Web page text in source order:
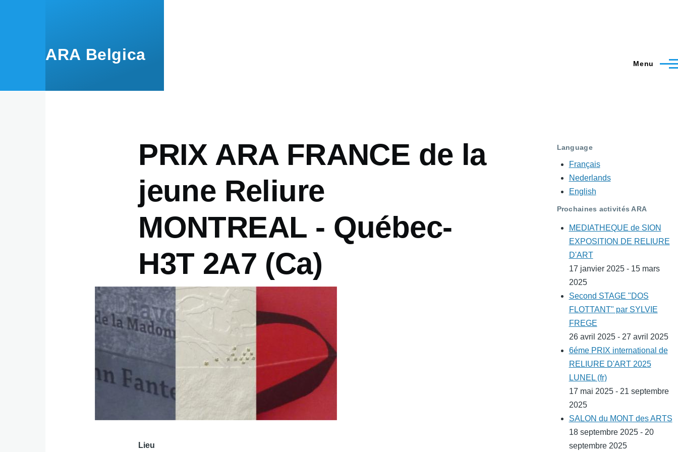
ARA Belgica Menu
PRIX ARA FRANCE de la
jeune Reliure
MONTREAL - Québec-
H3T 2A7 (Ca)
Lieu
Language
Français
Nederlands
English
Prochaines activités ARA
MEDIATHEQUE de SION
EXPOSITION DE RELIURE
D'ART
17 janvier 2025 - 15 mars
2025
Second STAGE "DOS
FLOTTANT" par SYLVIE
FREGE
26 avril 2025 - 27 avril 2025
6éme PRIX international de
RELIURE D'ART 2025
LUNEL (fr)
17 mai 2025 - 21 septembre
2025
SALON du MONT des ARTS
18 septembre 2025 - 20
septembre 2025